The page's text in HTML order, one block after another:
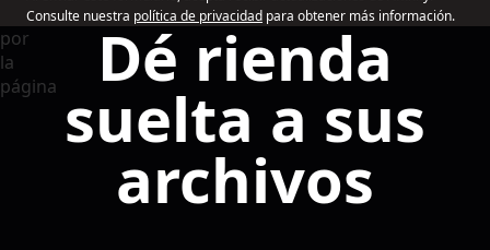
Consulte nuestra política de privacidad para obtener más información.
Dé rienda
suelta a sus
archivos